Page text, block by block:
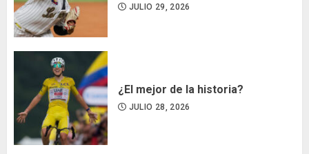
JULIO 29, 2026
¿El mejor de la historia?
JULIO 28, 2026